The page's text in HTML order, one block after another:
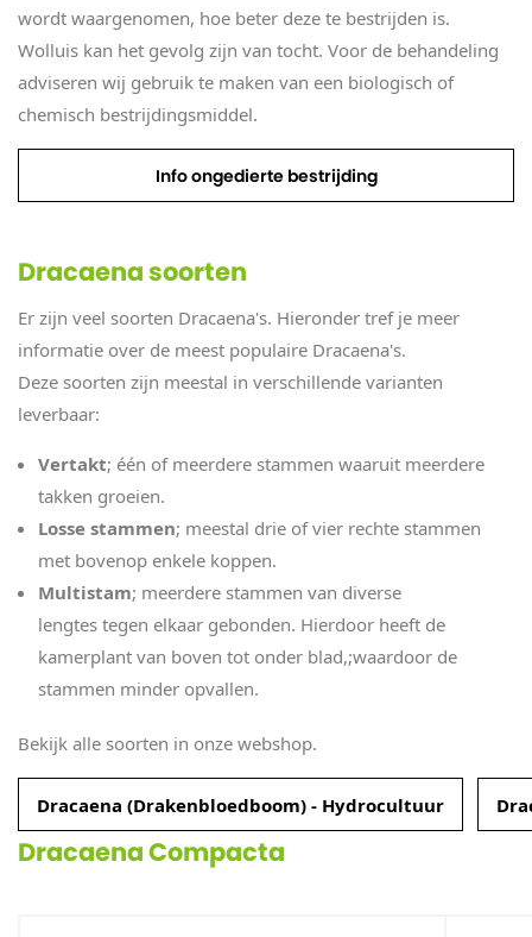
wordt waargenomen, hoe beter deze te bestrijden is.
Wolluis kan het gevolg zijn van tocht. Voor de behandeling
adviseren wij gebruik te maken van een biologisch of
chemisch bestrijdingsmiddel.
Info ongedierte bestrijding
Dracaena soorten
Er zijn veel soorten Dracaena's. Hieronder tref je meer
informatie over de meest populaire Dracaena's.
Deze soorten zijn meestal in verschillende varianten
leverbaar:
Vertakt; één of meerdere stammen waaruit meerdere
takken groeien.
Losse stammen; meestal drie of vier rechte stammen
met bovenop enkele koppen.
Multistam; meerdere stammen van diverse
lengtes tegen elkaar gebonden. Hierdoor heeft de
kamerplant van boven tot onder blad,;waardoor de
stammen minder opvallen.
Bekijk alle soorten in onze webshop.
Dracaena (Drakenbloedboom) - Hydrocultuur
Dracaena Compacta